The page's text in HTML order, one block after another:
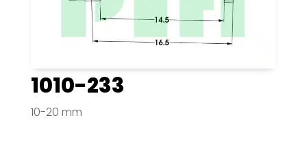
1010-233
10-20 mm